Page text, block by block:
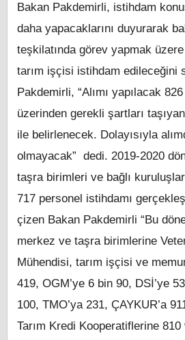
Bakan Pakdemirli, istihdam
daha yapacaklarını duyurarak
teşkilatında görev yapmak
tarım işçisi istihdam edileceğini
Pakdemirli, “Alımı yapılacak
üzerinden gerekli şartları
ile belirlenecek. Dolayısıyla
olmayacak” dedi. 2019-2020
taşra birimleri ve bağlı
717 personel istihdamı
çizen Bakan Pakdemirli “Bu
merkez ve taşra birimlerine
Mühendisi, tarım işçisi ve
419, OGM’ye 6 bin 90, DSİ’ye
100, TMO’ya 231, ÇAYKUR’a
Tarım Kredi Kooperatiflerine 810